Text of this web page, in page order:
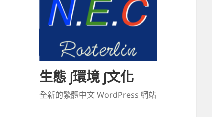
生態 ∫環境 ∫文化
全新的繁體中文 WordPress 網站